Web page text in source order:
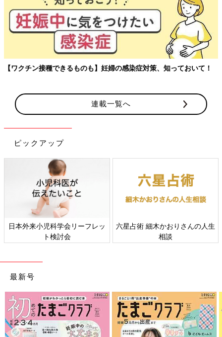
【ワクチン接種できるものも】妊婦の感染症対策、知っておいて！
連載一覧へ
ピックアップ
日本外来小児科学会リーフレッ
ト検討会
六星占術 細木かおりさんの人生
相談
最新号